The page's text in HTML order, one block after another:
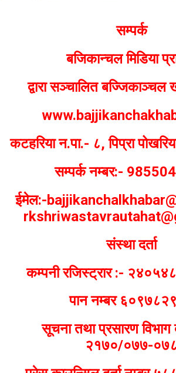
सम्पर्क
बजिकान्चल मिडिया
द्वारा सञ्चालित
कटहरिया न.पा.- ८, पिप्रा
सम्पर्क नम्बर:-
ईमेल:-
संस्था दर्ता
कम्पनी रजिस्ट्रार :-
पान नम्बर
सूचना तथा प्रसारण विभाग
२१७०/०७७-०७८